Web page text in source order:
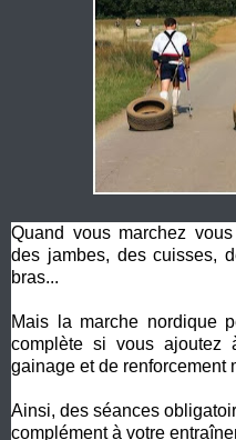
Quand vous marchez
des jambes, des cuisses,
bras...
Mais la marche nordique
complète si vous ajoutez
gainage et de renforcement
Ainsi, des séances
complément à votre